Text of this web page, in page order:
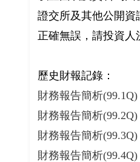
證交所及其他公開資
正確無誤，請投資人
歷史財報記錄：
財務報告簡析(99.1Q)
財務報告簡析(99.2Q)
財務報告簡析(99.3Q)
財務報告簡析(99.4Q)